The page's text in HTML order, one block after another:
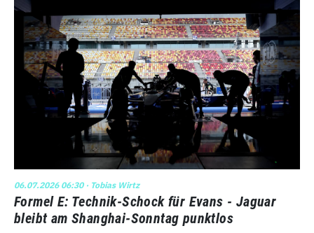
06.07.2026 06:30· Tobias Wirtz
Formel E: Technik-Schock für Evans - Jaguar
bleibt am Shanghai-Sonntag punktlos